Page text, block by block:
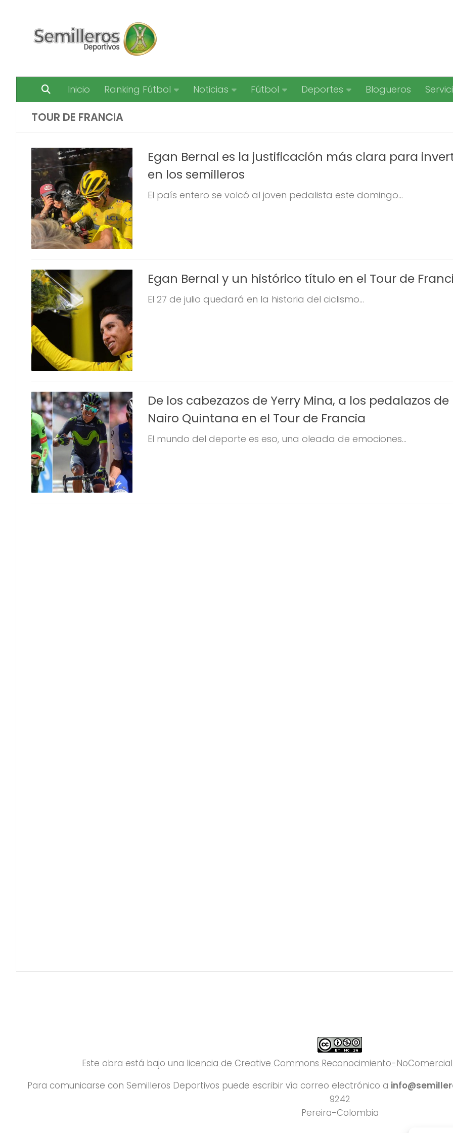
Inicio Ranking Fútbol Noticias Fútbol Deportes Blogueros
TOUR DE FRANCIA
Egan Bernal es la justificación más clara para
en los semilleros
El país entero se volcó al joven pedalista este domingo...
Egan Bernal y un histórico título en el Tour de
El 27 de julio quedará en la historia del ciclismo...
De los cabezazos de Yerry Mina, a los pedalazos de
Nairo Quintana en el Tour de Francia
El mundo del deporte es eso, una oleada de emociones...
Este obra está bajo una licencia de Creative Commons Reconocimiento-
Para comunicarse con Semilleros Deportivos puede escribir vía correo electrónico a
9242
Pereira-Colombia